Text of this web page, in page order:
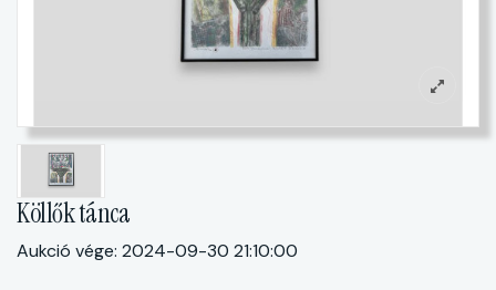
Köllők tánca
Aukció vége: 2024-09-30 21:10:00